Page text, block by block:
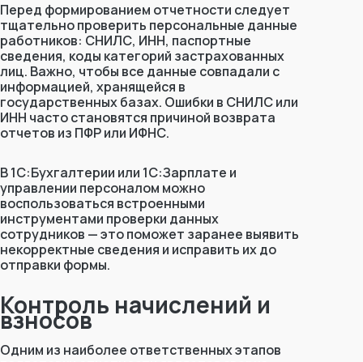
Перед формированием отчетности следует
тщательно проверить персональные данные
работников: СНИЛС, ИНН, паспортные
сведения, коды категорий застрахованных
лиц. Важно, чтобы все данные совпадали с
информацией, хранящейся в
государственных базах. Ошибки в СНИЛС или
ИНН часто становятся причиной возврата
отчетов из ПФР или ИФНС.
В 1С:Бухгалтерии или 1С:Зарплате и
управлении персоналом можно
воспользоваться встроенными
инструментами проверки данных
сотрудников — это поможет заранее выявить
некорректные сведения и исправить их до
отправки формы.
Контроль начислений и
взносов
Одним из наиболее ответственных этапов